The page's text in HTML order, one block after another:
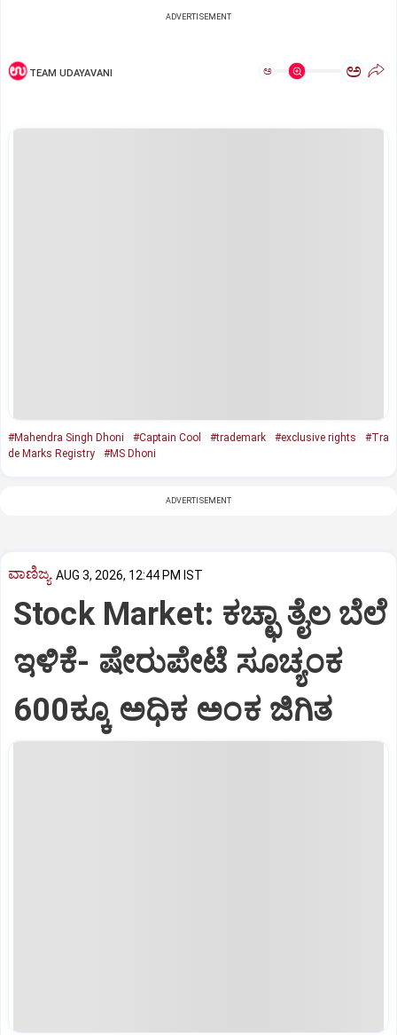
ADVERTISEMENT
TEAM UDAYAVANI ಅ ಅ
#Mahendra Singh Dhoni #Captain Cool #trademark #exclusive rights
#Tra
de Marks Registry
#MS Dhoni
ADVERTISEMENT
ವಾಣಿಜ್ಯ AUG 3, 2026, 12:44 PM IST
Stock Market: ಕಚ್ಛಾ ತೈಲ ಬೆಲೆ
ಇಳಿಕೆ- ಷೇರುಪೇಟೆ ಸೂಚ್ಯಂಕ
600ಕ್ಕೂ ಅಧಿಕ ಅಂಕ ಜಿಗಿತ